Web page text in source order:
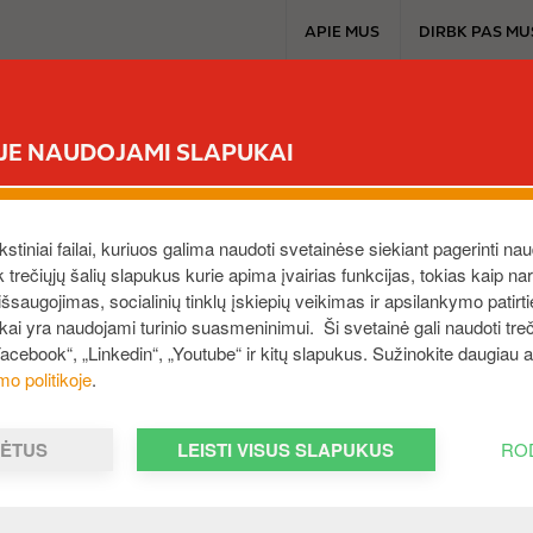
NAUDOJAMI SLAPUKAI
failai, kuriuos galima naudoti svetainėse siekiant pagerinti
trečiųjų šalių slapukus kurie apima įvairias funkcijas, tokias kaip
socialinių tinklų įskiepių veikimas ir apsilankymo
yra naudojami turinio suasmeninimui. Ši svetainė gali naudoti
„Linkedin“, „Youtube“ ir kitų slapukus. Sužinokite daugiau
politikoje.
LEISTI VISUS SLAPUKUS
n
u
APIE MUS DIRBK PAS
turite suteikti leidimą pasirinktų tipų slapukams
išsaugoti slapukus ir juos naudoti (nebent pakeitėte
kalbą ir kitus nustatymus. Jei nenorite,
slapukų blokavimo funkciją. Tačiau, jei taip